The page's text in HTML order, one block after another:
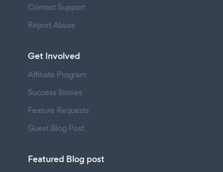
Contact Support
Report Abuse
Get Involved
Affiliate Program
Success Stories
Feature Requests
Guest Blog Post
Featured Blog post